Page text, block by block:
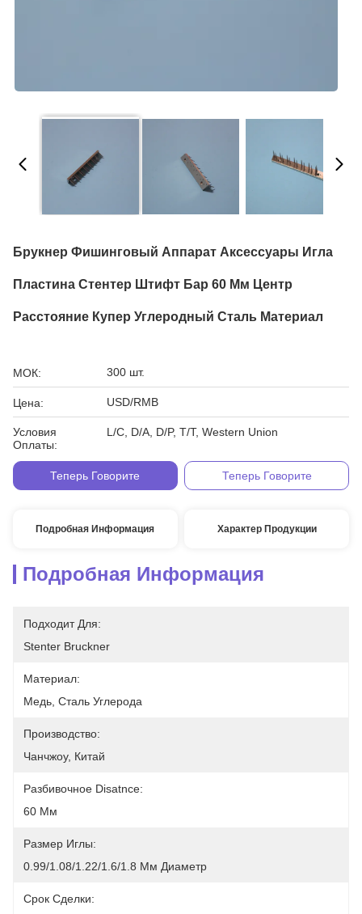
Брукнер Фишинговый Аппарат Аксессуары Игла
Пластина Стентер Штифт Бар 60 Мм Центр
Расстояние Купер Углеродный Сталь Материал
МОК: 300 шт.
Цена: USD/RMB
Условия
Оплаты:
L/C, D/A, D/P, T/T, Western Union
Теперь Говорите Теперь Говорите
Подробная Информация Характер Продукции
Подробная Информация
Подходит Для:
Stenter Bruckner
Материал:
Медь, Сталь Углерода
Производство:
Чанчжоу, Китай
Разбивочное Disatnce:
60 Мм
Размер Иглы:
0.99/1.08/1.22/1.6/1.8 Мм Диаметр
Срок Сделки: